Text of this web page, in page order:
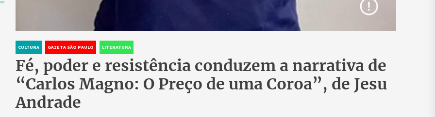
CULTURA GAZETA SÃO PAULO LITERATURA
Fé, poder e resistência conduzem a narrativa de
“Carlos Magno: O Preço de uma Coroa”, de Jesu
Andrade